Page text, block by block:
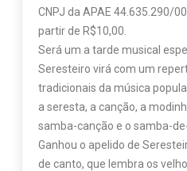
CNPJ da APAE 44.635.290/
partir de R$10,00.
Será um a tarde musical
Seresteiro virá com um
tradicionais da música
a seresta, a canção, a
samba-canção e o samba-
Ganhou o apelido de
de canto, que lembra os